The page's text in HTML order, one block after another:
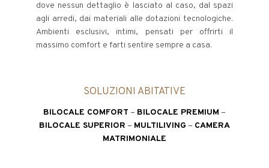
dove nessun dettaglio è lasciato al caso, dal spazi
agli arredi, dai materiali alle dotazioni tecnologiche.
Ambienti esclusivi, intimi, pensati per offrirti il
massimo comfort e farti sentire sempre a casa.
SOLUZIONI ABITATIVE
BILOCALE COMFORT – BILOCALE PREMIUM –
BILOCALE SUPERIOR – MULTILIVING – CAMERA
MATRIMONIALE